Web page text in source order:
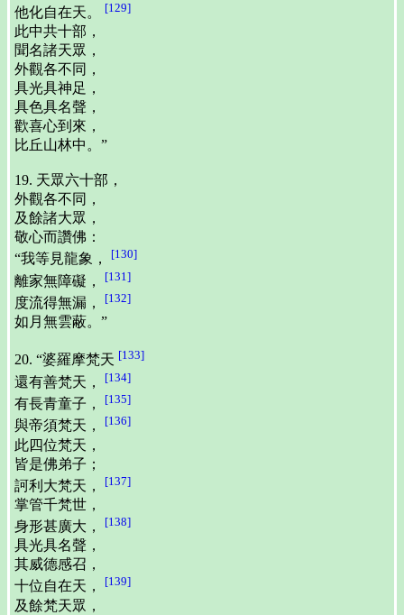
他化自在天。 [129]
此中共十部，
聞名諸天眾，
外觀各不同，
具光具神足，
具色具名聲，
歡喜心到來，
比丘山林中。”
19. 天眾六十部，
外觀各不同，
及餘諸大眾，
敬心而讚佛：
“我等見龍象，
[130]
離家無障礙， [131]
度流得無漏， [132]
如月無雲蔽。”
20. “婆羅摩梵天 [133]
還有善梵天， [134]
有長青童子， [135]
與帝須梵天， [136]
此四位梵天，
皆是佛弟子；
訶利大梵天，
[137]
掌管千梵世，
身形甚廣大，
[138]
具光具名聲，
其威德感召，
十位自在天，
[139]
及餘梵天眾，